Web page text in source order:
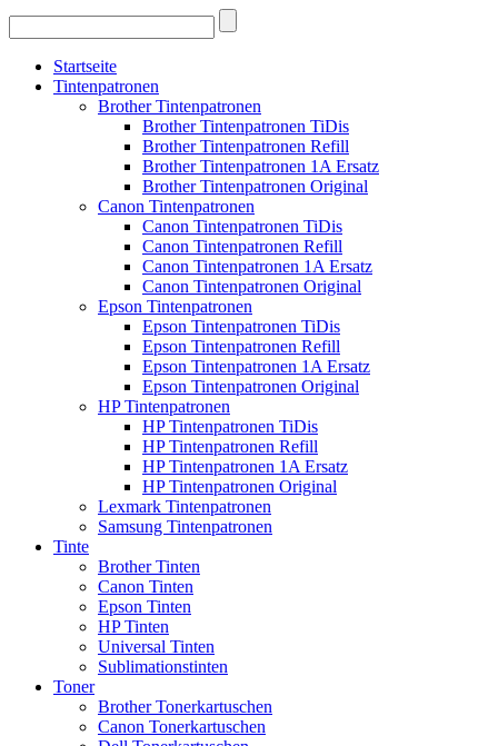
Startseite
Tintenpatronen
Brother Tintenpatronen
Brother Tintenpatronen TiDis
Brother Tintenpatronen Refill
Brother Tintenpatronen 1A Ersatz
Brother Tintenpatronen Original
Canon Tintenpatronen
Canon Tintenpatronen TiDis
Canon Tintenpatronen Refill
Canon Tintenpatronen 1A Ersatz
Canon Tintenpatronen Original
Epson Tintenpatronen
Epson Tintenpatronen TiDis
Epson Tintenpatronen Refill
Epson Tintenpatronen 1A Ersatz
Epson Tintenpatronen Original
HP Tintenpatronen
HP Tintenpatronen TiDis
HP Tintenpatronen Refill
HP Tintenpatronen 1A Ersatz
HP Tintenpatronen Original
Lexmark Tintenpatronen
Samsung Tintenpatronen
Tinte
Brother Tinten
Canon Tinten
Epson Tinten
HP Tinten
Universal Tinten
Sublimationstinten
Toner
Brother Tonerkartuschen
Canon Tonerkartuschen